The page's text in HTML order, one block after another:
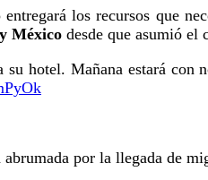
los recursos que
México desde que asumió el
hotel. Mañana estará con
por la llegada de